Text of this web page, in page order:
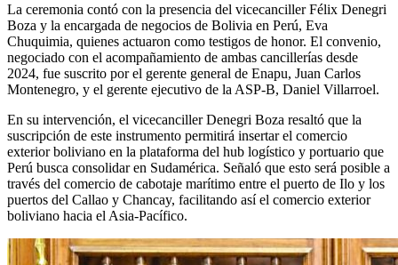
La ceremonia contó con la presencia del vicecanciller Félix Denegri
Boza y la encargada de negocios de Bolivia en Perú, Eva
Chuquimia, quienes actuaron como testigos de honor. El convenio,
negociado con el acompañamiento de ambas cancillerías desde
2024, fue suscrito por el gerente general de Enapu, Juan Carlos
Montenegro, y el gerente ejecutivo de la ASP-B, Daniel Villarroel.
En su intervención, el vicecanciller Denegri Boza resaltó que la
suscripción de este instrumento permitirá insertar el comercio
exterior boliviano en la plataforma del hub logístico y portuario que
Perú busca consolidar en Sudamérica. Señaló que esto será posible a
través del comercio de cabotaje marítimo entre el puerto de Ilo y los
puertos del Callao y Chancay, facilitando así el comercio exterior
boliviano hacia el Asia-Pacífico.